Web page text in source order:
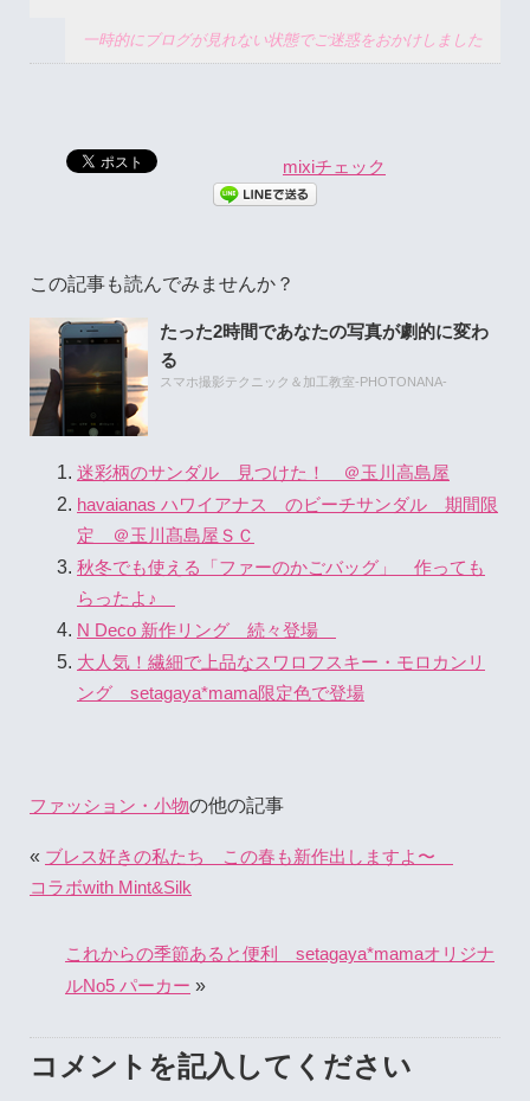
一時的にブログが見れない状態でご迷惑をおかけしました
mixiチェック
この記事も読んでみませんか？
たった2時間であなたの写真が劇的に変わ
る
スマホ撮影テクニック＆加工教室-PHOTONANA-
迷彩柄のサンダル 見つけた！ ＠玉川高島屋
havaianas ハワイアナス のビーチサンダル 期間限
定 ＠玉川髙島屋ＳＣ
秋冬でも使える「ファーのかごバッグ」 作っても
らったよ♪
N Deco 新作リング 続々登場
大人気！繊細で上品なスワロフスキー・モロカンリ
ング setagaya*mama限定色で登場
ファッション・小物の他の記事
« ブレス好きの私たち この春も新作出しますよ〜
コラボwith Mint&Silk
これからの季節あると便利 setagaya*mamaオリジナ
ルNo5 パーカー »
コメントを記入してください